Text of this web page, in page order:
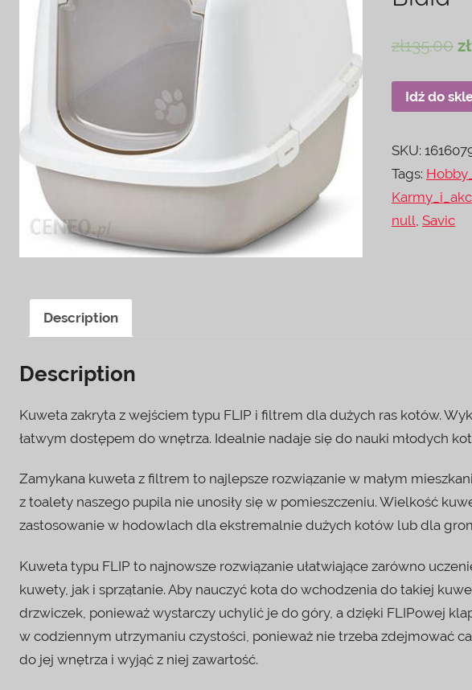
zł135.00 zł
Idź do
SKU:
Tags:
null,Savic
Description
Description
Kuweta zakryta z wejściem typu FLIP i filtrem dla dużych ras kotów.
łatwym dostępem do wnętrza. Idealnie nadaje się do nauki młodych
Zamykana kuweta z filtrem to najlepsze rozwiązanie w małym
z toalety naszego pupila nie unosiły się w pomieszczeniu. Wielkość
zastosowanie w hodowlach dla ekstremalnie dużych kotów lub dla
Kuweta typu FLIP to najnowsze rozwiązanie ułatwiające zarówno
kuwety, jak i sprzątanie. Aby nauczyć kota do wchodzenia do takiej
drzwiczek, ponieważ wystarczy uchylić je do góry, a dzięki FLIPowej
w codziennym utrzymaniu czystości, ponieważ nie trzeba zdejmować
do jej wnętrza i wyjąć z niej zawartość.